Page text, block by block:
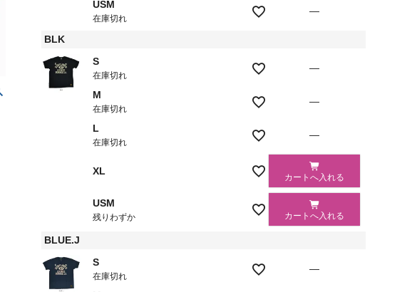
USM
在庫切れ
—
BLK
S
在庫切れ
—
M
在庫切れ
—
L
在庫切れ
—
XL
カートへ入れる
USM
残りわずか カートへ入れる
BLUE.J
S
在庫切れ
—